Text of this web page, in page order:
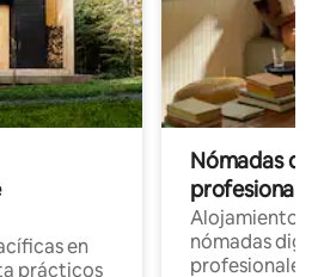
en
prácticos
Nómadas
Alojamientos
nómadas
profesionales